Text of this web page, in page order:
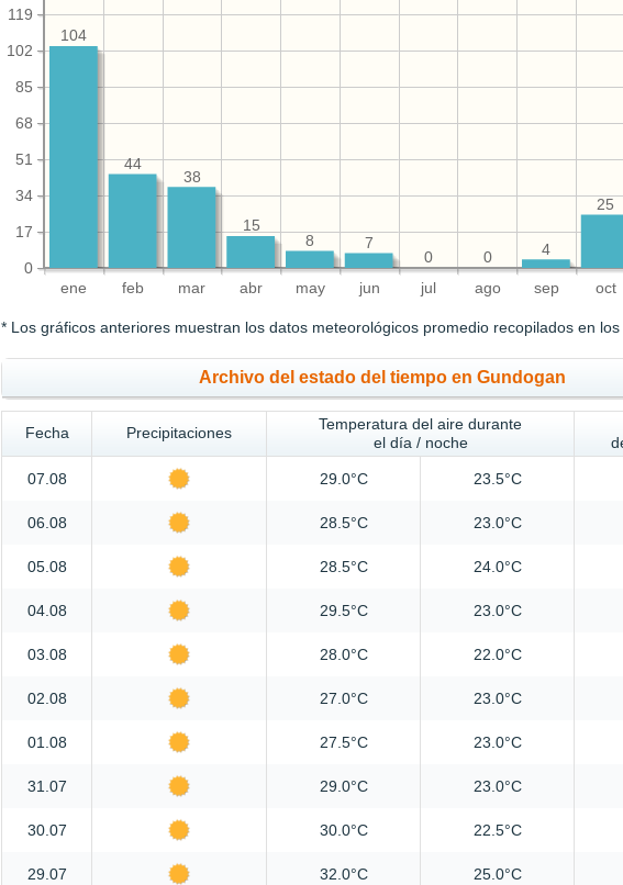
ene feb mar abr may jun jul ago sep oct
0
17
34
51
68
85
102
119
25
4
0
0
7
8
15
38
44
104
* Los gráficos anteriores muestran los datos meteorológicos promedio recopilados en
Archivo del estado del tiempo en Gundogan
Fecha Precipitaciones
Temperatura del aire durante
el día / noche
07.08 29.0°C 23.5°C
06.08 28.5°C 23.0°C
05.08 28.5°C 24.0°C
04.08 29.5°C 23.0°C
03.08 28.0°C 22.0°C
02.08 27.0°C 23.0°C
01.08 27.5°C 23.0°C
31.07 29.0°C 23.0°C
30.07 30.0°C 22.5°C
29.07 32.0°C 25.0°C